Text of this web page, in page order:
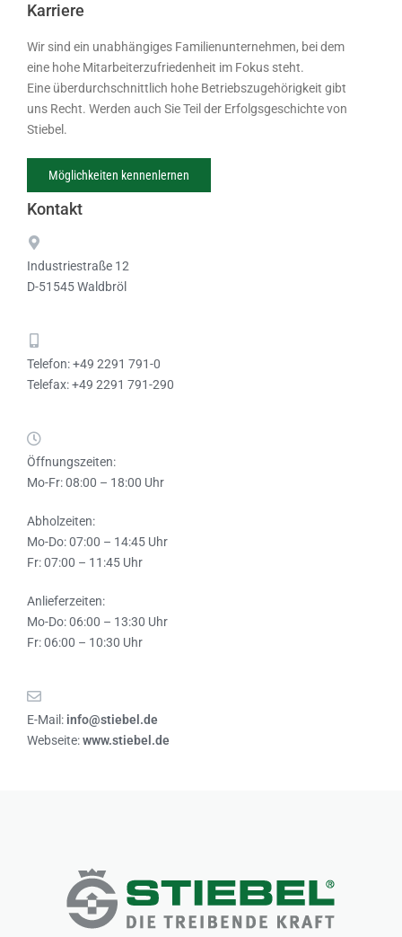
Karriere
Wir sind ein unabhängiges Familienunternehmen, bei dem
eine hohe Mitarbeiterzufriedenheit im Fokus steht.
Eine überdurchschnittlich hohe Betriebszugehörigkeit gibt
uns Recht. Werden auch Sie Teil der Erfolgsgeschichte von
Stiebel.
Möglichkeiten kennenlernen
Kontakt
Industriestraße 12
D-51545 Waldbröl
Telefon: +49 2291 791-0
Telefax: +49 2291 791-290
Öffnungszeiten:
Mo-Fr: 08:00 – 18:00 Uhr
Abholzeiten:
Mo-Do: 07:00 – 14:45 Uhr
Fr: 07:00 – 11:45 Uhr
Anlieferzeiten:
Mo-Do: 06:00 – 13:30 Uhr
Fr: 06:00 – 10:30 Uhr
E-Mail: info@stiebel.de
Webseite:www.stiebel.de